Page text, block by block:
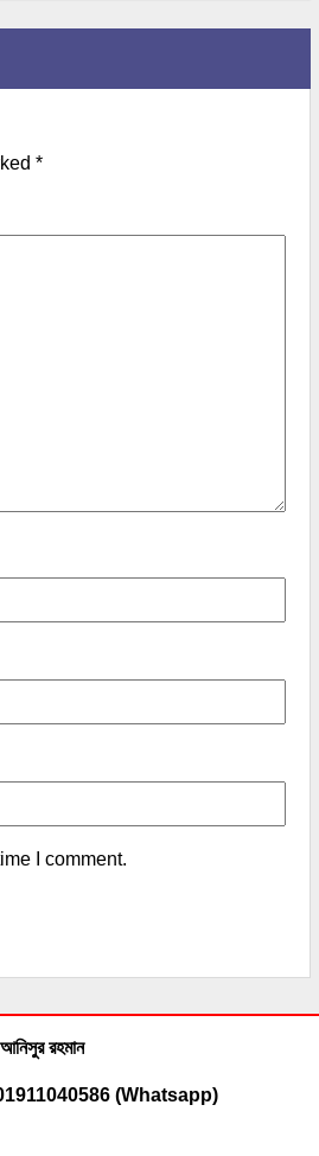
*
I comment.
রহমান
(Whatsapp)